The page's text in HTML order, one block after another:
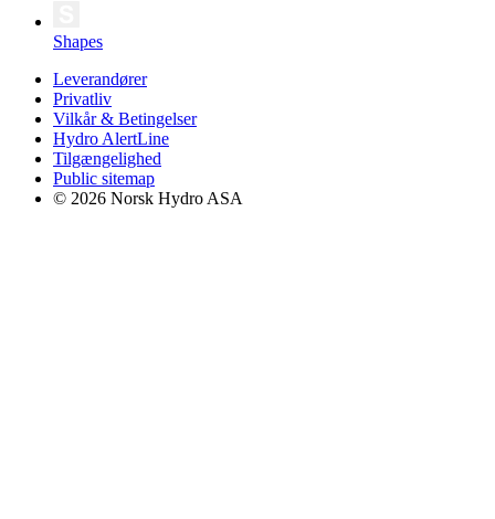
Shapes
Leverandører
Privatliv
Vilkår & Betingelser
Hydro AlertLine
Tilgængelighed
Public sitemap
© 2026 Norsk Hydro ASA